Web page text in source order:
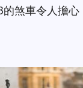
煞車令人擔心